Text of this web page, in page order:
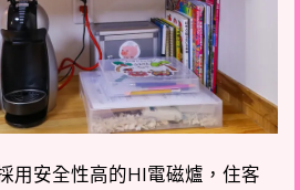
用安全性高的HI電磁爐，住客